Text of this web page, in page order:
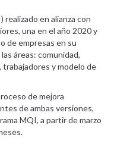
en alianza con
una en el año 2020 y
de empresas en su
áreas: comunidad,
y modelo de
de mejora
de ambas versiones,
MQI, a partir de marzo